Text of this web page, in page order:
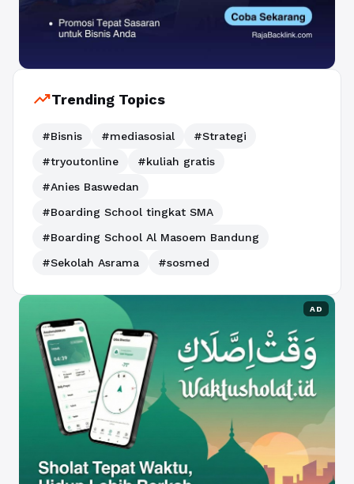
trending_upTrending Topics
#Bisnis #mediasosial
#Strategi
#tryoutonline
#kuliah gratis
#Anies Baswedan
#Boarding School tingkat SMA
#Boarding School Al Masoem Bandung
#Sekolah Asrama
#sosmed
AD